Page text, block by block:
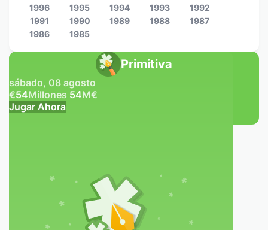
Primitiva
sábado, 08 agosto
€54Millones 54M€
Jugar Ahora
1996
1995 1994 1993
1992
1991
1990 1989 1988
1987
1986
1985